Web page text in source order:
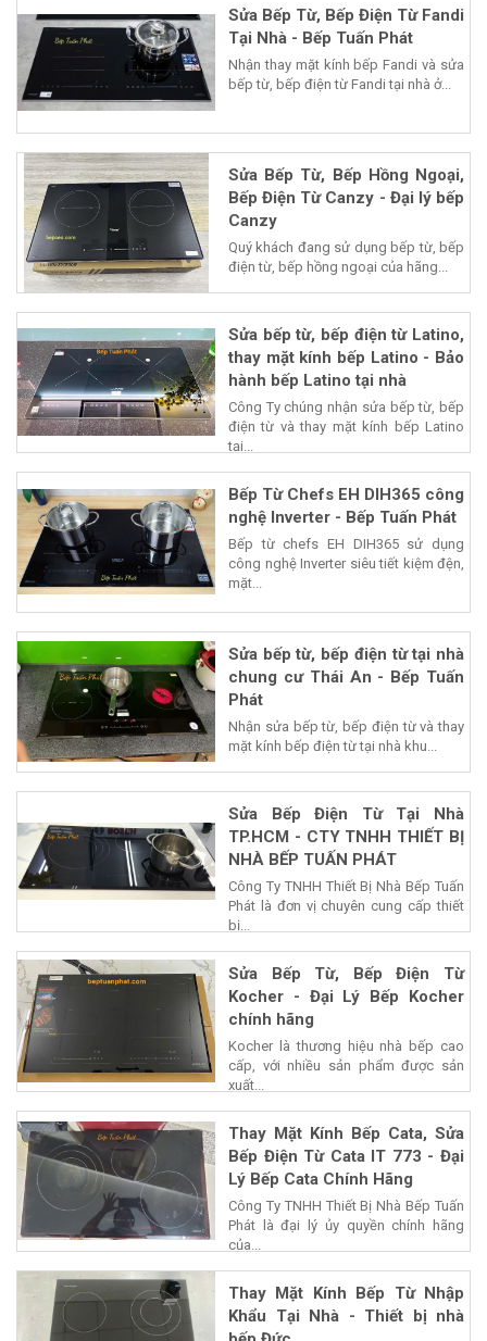
Sửa Bếp Từ, Bếp Điện Từ Fandi
Tại Nhà - Bếp Tuấn Phát
Nhận thay mặt kính bếp Fandi và sửa
bếp từ, bếp điện từ Fandi tại nhà ở...
Sửa Bếp Từ, Bếp Hồng Ngoại,
Bếp Điện Từ Canzy - Đại lý bếp
Canzy
Quý khách đang sử dụng bếp từ, bếp
điện từ, bếp hồng ngoại của hãng...
Sửa bếp từ, bếp điện từ Latino,
thay mặt kính bếp Latino - Bảo
hành bếp Latino tại nhà
Công Ty chúng nhận sửa bếp từ, bếp
điện từ và thay mặt kính bếp Latino
tại...
Bếp Từ Chefs EH DIH365 công
nghệ Inverter - Bếp Tuấn Phát
Bếp từ chefs EH DIH365 sử dụng
công nghệ Inverter siêu tiết kiệm đện,
mặt...
Sửa bếp từ, bếp điện từ tại nhà
chung cư Thái An - Bếp Tuấn
Phát
Nhận sửa bếp từ, bếp điện từ và thay
mặt kính bếp điện từ tại nhà khu...
Sửa Bếp Điện Từ Tại Nhà
TP.HCM - CTY TNHH THIẾT BỊ
NHÀ BẾP TUẤN PHÁT
Công Ty TNHH Thiết Bị Nhà Bếp Tuấn
Phát là đơn vị chuyên cung cấp thiết
bị...
Sửa Bếp Từ, Bếp Điện Từ
Kocher - Đại Lý Bếp Kocher
chính hãng
Kocher là thương hiệu nhà bếp cao
cấp, với nhiều sản phẩm được sản
xuất...
Thay Mặt Kính Bếp Cata, Sửa
Bếp Điện Từ Cata IT 773 - Đại
Lý Bếp Cata Chính Hãng
Công Ty TNHH Thiết Bị Nhà Bếp Tuấn
Phát là đại lý ủy quyền chính hãng
của...
Thay Mặt Kính Bếp Từ Nhập
Khẩu Tại Nhà - Thiết bị nhà